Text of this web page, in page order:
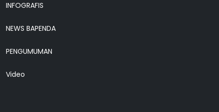
INFOGRAFIS
NEWS BAPENDA
PENGUMUMAN
Video